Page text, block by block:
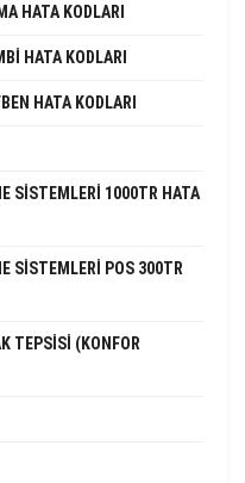
HATA KODLARI
HATA KODLARI
HATA KODLARI
SISTEMLERI 1000TR HATA
SISTEMLERI POS 300TR
TEPSISI (KONFOR